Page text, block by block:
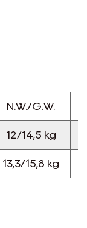
N.W./G.W.
12/14,5 kg
13,3/15,8 kg